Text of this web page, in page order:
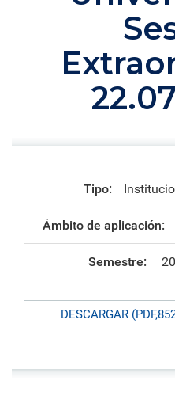
Tipo:
Ámbito de aplicación:
Semestre:
DESCARGAR